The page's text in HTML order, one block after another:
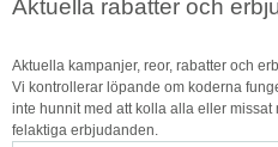
Aktuella rabatter och
Aktuella kampanjer, reor, rabatter och
Vi kontrollerar löpande om koderna
inte hunnit med att kolla alla eller
felaktiga erbjudanden.